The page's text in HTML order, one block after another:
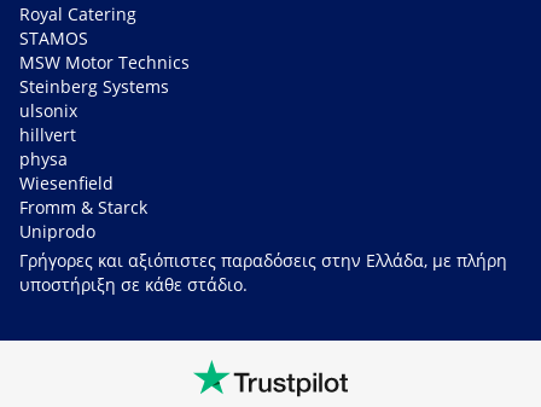
Royal Catering
STAMOS
MSW Motor Technics
Steinberg Systems
ulsonix
hillvert
physa
Wiesenfield
Fromm & Starck
Uniprodo
Γρήγορες και αξιόπιστες παραδόσεις στην Ελλάδα, με πλήρη
υποστήριξη σε κάθε στάδιο.